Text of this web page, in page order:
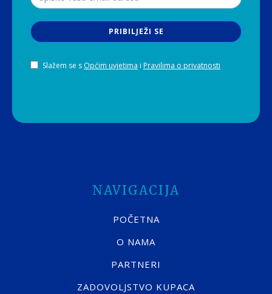
PRIBILJEŽI SE
Slažem se s Općim uvjetima i Pravilima o privatnosti
NAVIGACIJA
POČETNA
O NAMA
PARTNERI
ZADOVOLJSTVO KUPACA